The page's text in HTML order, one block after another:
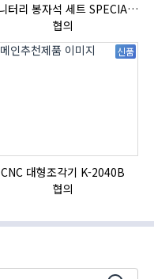
써니터리 봉자석 세트 SPECIAL , 봉자석 , 자석봉 , 호퍼용자석 , 전자석
협의
신품
CNC 대형조각기 K-2040B
협의